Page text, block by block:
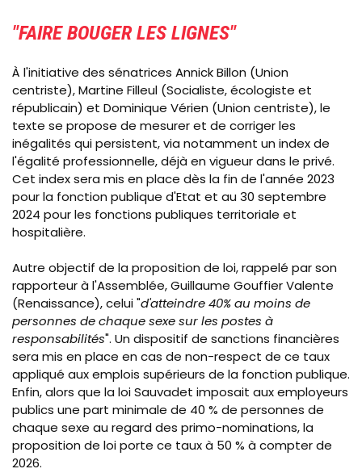
"FAIRE BOUGER LES LIGNES"
À l'initiative des sénatrices Annick Billon (Union
centriste), Martine Filleul (Socialiste, écologiste et
républicain) et Dominique Vérien (Union centriste), le
texte se propose de mesurer et de corriger les
inégalités qui persistent, via notamment un index de
l'égalité professionnelle, déjà en vigueur dans le privé.
Cet index sera mis en place dès la fin de l'année 2023
pour la fonction publique d'Etat et au 30 septembre
2024 pour les fonctions publiques territoriale et
hospitalière.
Autre objectif de la proposition de loi, rappelé par son
rapporteur à l'Assemblée, Guillaume Gouffier Valente
(Renaissance), celui "d'atteindre 40% au moins de
personnes de chaque sexe sur les postes à
responsabilités". Un dispositif de sanctions financières
sera mis en place en cas de non-respect de ce taux
appliqué aux emplois supérieurs de la fonction publique.
Enfin, alors que la loi Sauvadet imposait aux employeurs
publics une part minimale de 40 % de personnes de
chaque sexe au regard des primo-nominations, la
proposition de loi porte ce taux à 50 % à compter de
2026.